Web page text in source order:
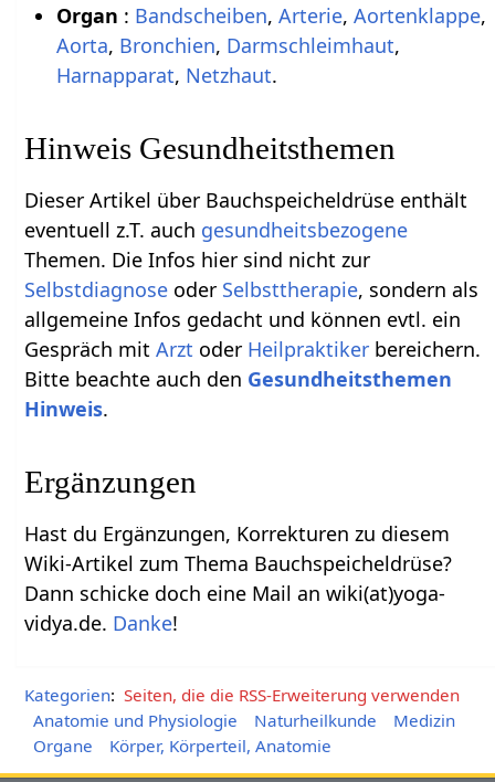
Organ : Bandscheiben, Arterie, Aortenklappe,
Aorta, Bronchien, Darmschleimhaut,
Harnapparat, Netzhaut.
Hinweis Gesundheitsthemen
Dieser Artikel über Bauchspeicheldrüse enthält
eventuell z.T. auch gesundheitsbezogene
Themen. Die Infos hier sind nicht zur
Selbstdiagnose oder Selbsttherapie, sondern als
allgemeine Infos gedacht und können evtl. ein
Gespräch mitArzt oder Heilpraktiker bereichern.
Bitte beachte auch den Gesundheitsthemen
Hinweis.
Ergänzungen
Hast du Ergänzungen, Korrekturen zu diesem
Wiki-Artikel zum Thema Bauchspeicheldrüse?
Dann schicke doch eine Mail an wiki(at)yoga-
vidya.de. Danke!
Kategorien: Seiten, die die RSS-Erweiterung verwenden
Anatomie und Physiologie
Naturheilkunde
Medizin
Organe
Körper, Körperteil, Anatomie